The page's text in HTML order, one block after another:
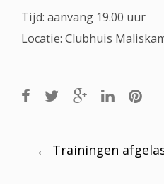
Tijd: aanvang 19.00 uur
Locatie: Clubhuis
navigation
← Trainingen